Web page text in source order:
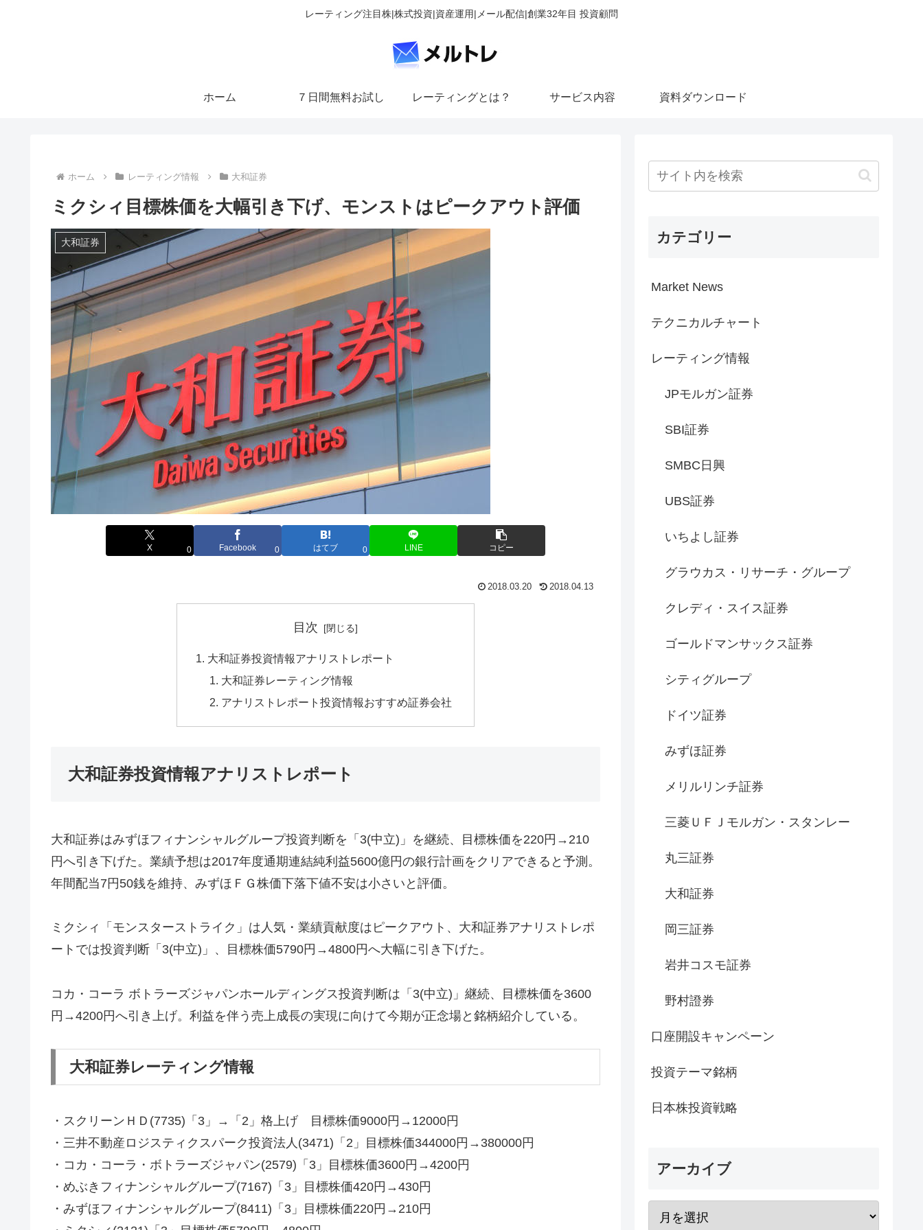
レーティング注目株|株式投資|資産運用|メール配信|創業32年目 投資顧問
ホーム ７日間無料お試し レーティングとは？ サービス内容 資料ダウンロード
ホーム レーティング情報 大和証券
ミクシィ目標株価を大幅引き下げ、モンストはピークアウト評価
大和証券
X 0 Facebook 0 はてブ 0 LINE コピー
2018.03.20 2018.04.13
目次
大和証券投資情報アナリストレポート
大和証券レーティング情報
アナリストレポート投資情報おすすめ証券会社
大和証券投資情報アナリストレポート
大和証券はみずほフィナンシャルグループ投資判断を「3(中立)」を継続、目標株価を220円→210
円へ引き下げた。業績予想は2017年度通期連結純利益5600億円の銀行計画をクリアできると予測。
年間配当7円50銭を維持、みずほＦＧ株価下落下値不安は小さいと評価。
ミクシィ「モンスターストライク」は人気・業績貢献度はピークアウト、大和証券アナリストレポ
ートでは投資判断「3(中立)」、目標株価5790円→4800円へ大幅に引き下げた。
コカ・コーラ ボトラーズジャパンホールディングス投資判断は「3(中立)」継続、目標株価を3600
円→4200円へ引き上げ。利益を伴う売上成長の実現に向けて今期が正念場と銘柄紹介している。
大和証券レーティング情報
・スクリーンＨＤ(7735)「3」→「2」格上げ 目標株価9000円→12000円
・三井不動産ロジスティクスパーク投資法人(3471)「2」目標株価344000円→380000円
・コカ・コーラ・ボトラーズジャパン(2579)「3」目標株価3600円→4200円
・めぶきフィナンシャルグループ(7167)「3」目標株価420円→430円
・みずほフィナンシャルグループ(8411)「3」目標株価220円→210円
カテゴリー
Market News
テクニカルチャート
レーティング情報
JPモルガン証券
SBI証券
SMBC日興
UBS証券
いちよし証券
グラウカス・リサーチ・グループ
クレディ・スイス証券
ゴールドマンサックス証券
シティグループ
ドイツ証券
みずほ証券
メリルリンチ証券
三菱ＵＦＪモルガン・スタンレー
丸三証券
大和証券
岡三証券
岩井コスモ証券
野村證券
口座開設キャンペーン
投資テーマ銘柄
日本株投資戦略
アーカイブ